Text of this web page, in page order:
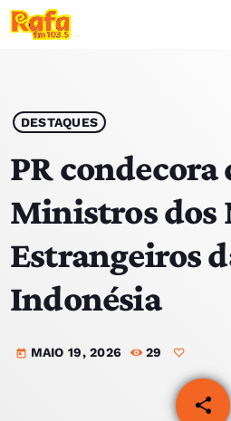
play_arrow OUVIR RAFA
HOME
NOTÍCIAS
EQUIPA
TOP 15
DESTAQUES
PR condecora
Ministros dos
Estrangeiros
Indonésia
today MAIO 19, 2026 29
share
email